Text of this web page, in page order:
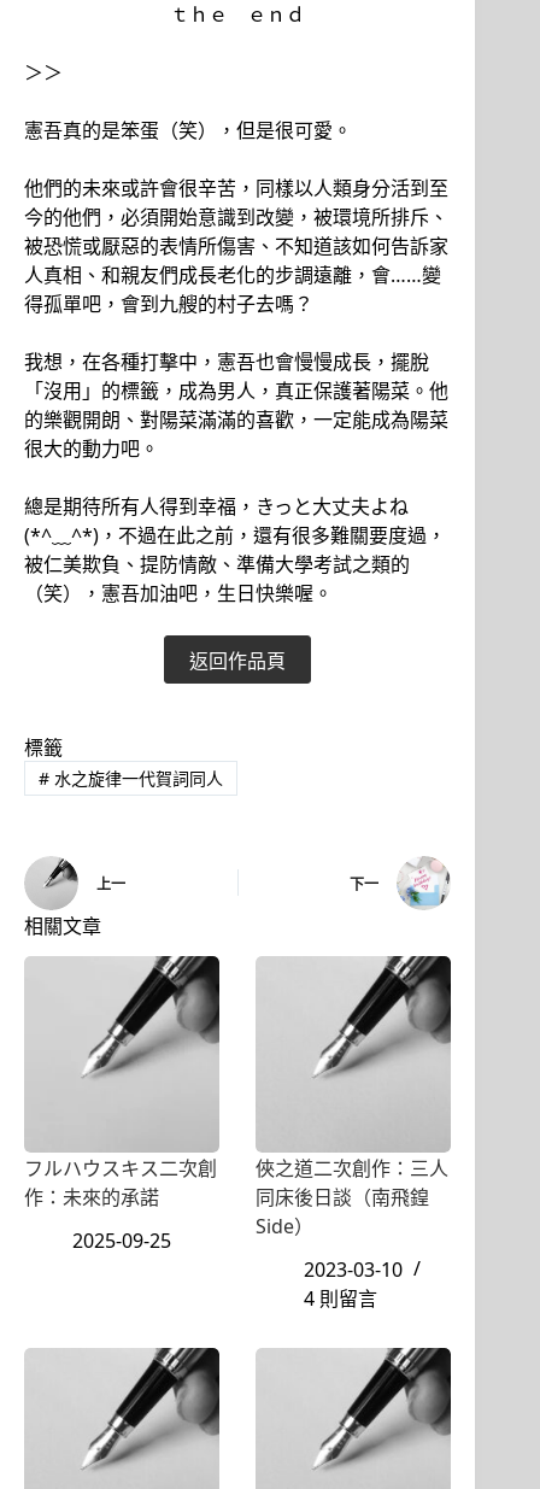
ｔｈｅ ｅｎｄ
＞＞
憲吾真的是笨蛋（笑），但是很可愛。
他們的未來或許會很辛苦，同樣以人類身分活到至
今的他們，必須開始意識到改變，被環境所排斥、
被恐慌或厭惡的表情所傷害、不知道該如何告訴家
人真相、和親友們成長老化的步調遠離，會……變
得孤單吧，會到九艘的村子去嗎？
我想，在各種打擊中，憲吾也會慢慢成長，擺脫
「沒用」的標籤，成為男人，真正保護著陽菜。他
的樂觀開朗、對陽菜滿滿的喜歡，一定能成為陽菜
很大的動力吧。
總是期待所有人得到幸福，きっと大丈夫よね
(*^﹏^*)，不過在此之前，還有很多難關要度過，
被仁美欺負、提防情敵、準備大學考試之類的
（笑），憲吾加油吧，生日快樂喔。
返回作品頁
標籤
#水之旋律一代賀詞同人
上一 下一
相關文章
フルハウスキス二次創
作：未來的承諾
2025-09-25
俠之道二次創作：三人
同床後日談（南飛鍠
Side）
2023-03-10
4 則留言